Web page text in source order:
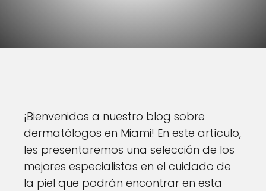
¡Bienvenidos a nuestro blog sobre
dermatólogos en Miami! En este artículo,
les presentaremos una selección de los
mejores especialistas en el cuidado de
la piel que podrán encontrar en esta